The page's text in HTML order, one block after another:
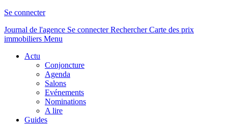
Se connecter
Journal de l'agence Se connecterRechercher Carte des prix
immobiliers Menu
Actu
Conjoncture
Agenda
Salons
Evénements
Nominations
A lire
Guides